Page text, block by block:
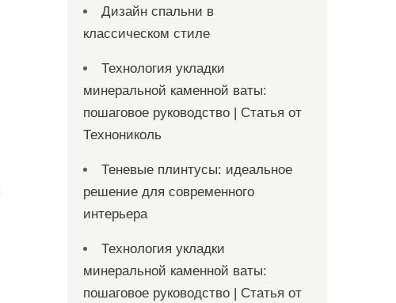
Дизайн спальни в
классическом стиле
Технология укладки
минеральной каменной ваты:
пошаговое руководство | Статья от
Технониколь
Теневые плинтусы: идеальное
решение для современного
интерьера
Технология укладки
минеральной каменной ваты:
пошаговое руководство | Статья от